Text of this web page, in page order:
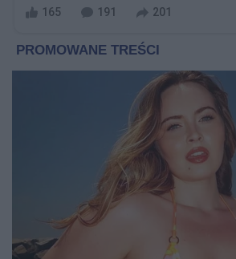
165 191 201